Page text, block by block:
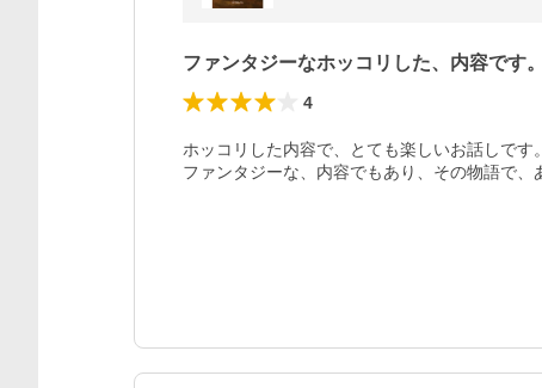
ファンタジーなホッコリした、内容です。
4
ホッコリした内容で、とても楽しいお話しです。
ファンタジーな、内容でもあり、その物語で、